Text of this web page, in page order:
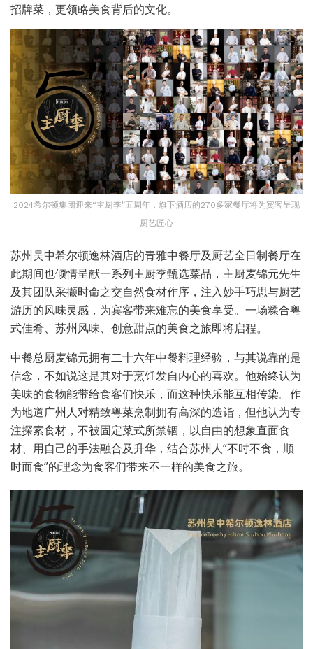
招牌菜，更领略美食背后的文化。
2024希尔顿集团迎来“主厨季”五周年，旗下酒店的270多家餐厅将为宾客呈现
厨艺匠心
苏州吴中希尔顿逸林酒店的青雅中餐厅及厨艺全日制餐厅在
此期间也倾情呈献一系列主厨季甄选菜品，主厨麦锦元先生
及其团队采撷时命之交自然食材作序，注入妙手巧思与厨艺
游历的风味灵感，为宾客带来难忘的美食享受。一场糅合粤
式佳肴、苏州风味、创意甜点的美食之旅即将启程。
中餐总厨麦锦元拥有二十六年中餐料理经验，与其说靠的是
信念，不如说这是其对于烹饪发自内心的喜欢。他始终认为
美味的食物能带给食客们快乐，而这种快乐能互相传染。作
为地道广州人对精致粤菜烹制拥有高深的造诣，但他认为专
注探索食材，不被固定菜式所禁锢，以自由的想象直面食
材、用自己的手法融合及升华，结合苏州人“不时不食，顺
时而食”的理念为食客们带来不一样的美食之旅。